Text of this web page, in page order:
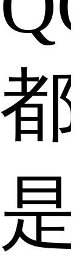
都
是